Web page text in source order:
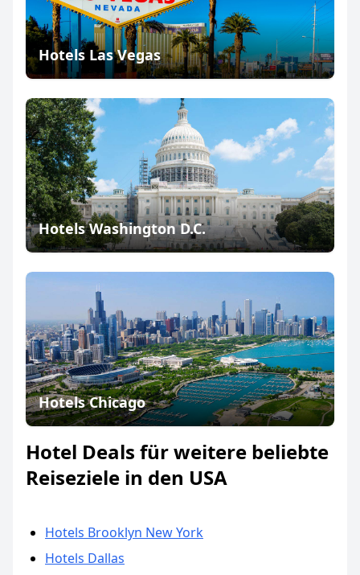
Hotels Las Vegas
Hotels Washington D.C.
Hotels Chicago
Hotel Deals für weitere beliebte
Reiseziele in den USA
Hotels Brooklyn New York
Hotels Dallas